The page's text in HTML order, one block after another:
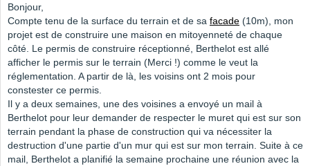
Bonjour,
Compte tenu de la surface du terrain et de sa facade (10m), mon
projet est de construire une maison en mitoyenneté de chaque
côté. Le permis de construire réceptionné, Berthelot est allé
afficher le permis sur le terrain (Merci !) comme le veut la
réglementation. A partir de là, les voisins ont 2 mois pour
constester ce permis.
Il y a deux semaines, une des voisines a envoyé un mail à
Berthelot pour leur demander de respecter le muret qui est sur son
terrain pendant la phase de construction qui va nécessiter la
destruction d'une partie d'un mur qui est sur mon terrain. Suite à ce
mail, Berthelot a planifié la semaine prochaine une réunion avec la